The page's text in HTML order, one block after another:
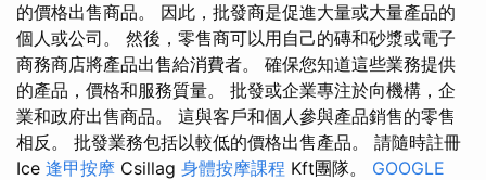
的價格出售商品。 因此，批發商是促進大量或大量產品的
個人或公司。 然後，零售商可以用自己的磚和砂漿或電子
商務商店將產品出售給消費者。 確保您知道這些業務提供
的產品，價格和服務質量。 批發或企業專注於向機構，企
業和政府出售商品。 這與客戶和個人參與產品銷售的零售
相反。 批發業務包括以較低的價格出售產品。 請隨時註冊
Ice 逢甲按摩 Csillag 身體按摩課程 Kft團隊。 GOOGLE